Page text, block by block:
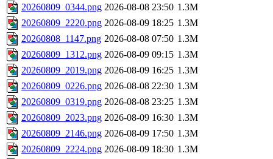
20260809_0344.png 2026-08-08 23:50 1.3M
20260809_2220.png 2026-08-09 18:25 1.3M
20260808_1147.png 2026-08-08 07:50 1.3M
20260809_1312.png 2026-08-09 09:15 1.3M
20260809_2019.png 2026-08-09 16:25 1.3M
20260809_0226.png 2026-08-08 22:30 1.3M
20260809_0319.png 2026-08-08 23:25 1.3M
20260809_2023.png 2026-08-09 16:30 1.3M
20260809_2146.png 2026-08-09 17:50 1.3M
20260809_2224.png 2026-08-09 18:30 1.3M